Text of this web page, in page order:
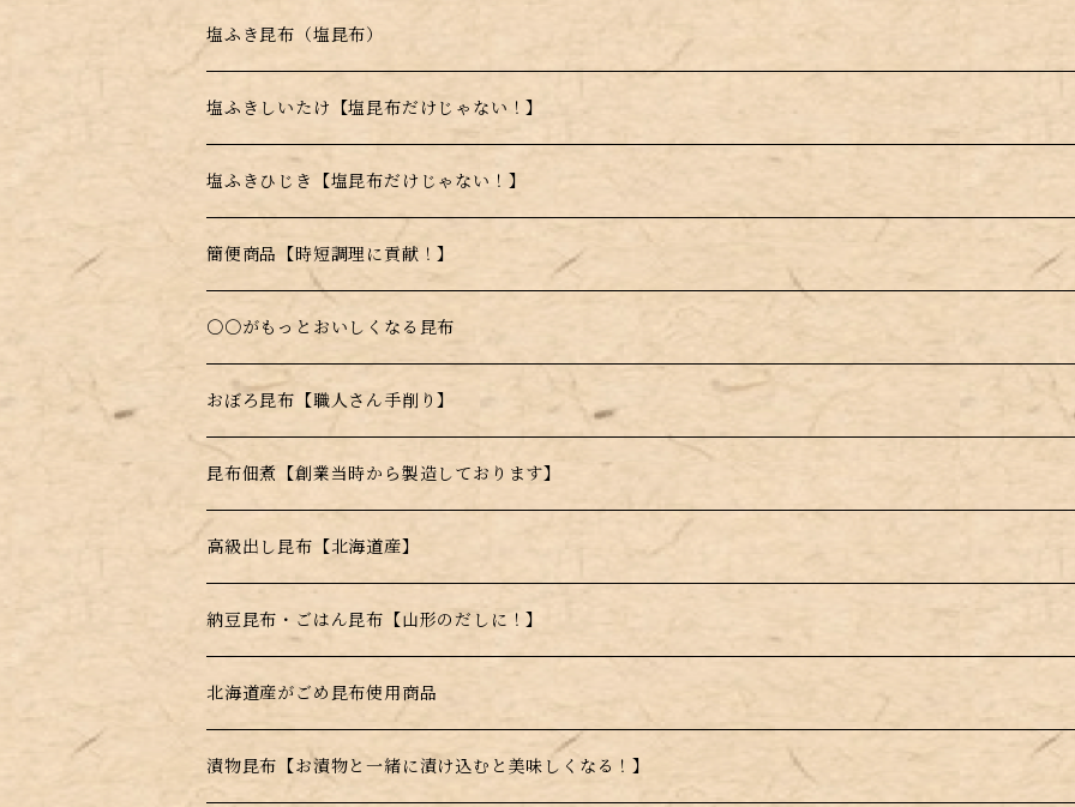
薄焼きせんべい【昆布＋〇〇】
高級とろろ昆布
甘味料不使用商品
日高昆布使用
乾燥とろろ昆布
塩ふき昆布（塩昆布）
品質重視商品【上質な昆布使用】
塩ふきしいたけ【塩昆布だけじゃない！】
塩ふきひじき【塩昆布だけじゃない！】
簡便商品【時短調理に貢献！】
料理に入れるだけで昆布本来の味を楽しめる！
お湯を注ぐだけのスープの素
電子レンジで簡単調理！
水戻し不要！料理にそのまま投入！
〇〇がもっとおいしくなる昆布
おぼろ昆布【職人さん手削り】
昆布佃煮【創業当時から製造しております】
ごま昆布
とんがらし昆布
高級出し昆布【北海道産】
羅臼昆布
利尻昆布
真昆布
納豆昆布・ごはん昆布【山形のだしに！】
北海道産がごめ昆布使用商品
漬物昆布【お漬物と一緒に漬け込むと美味しくなる！】